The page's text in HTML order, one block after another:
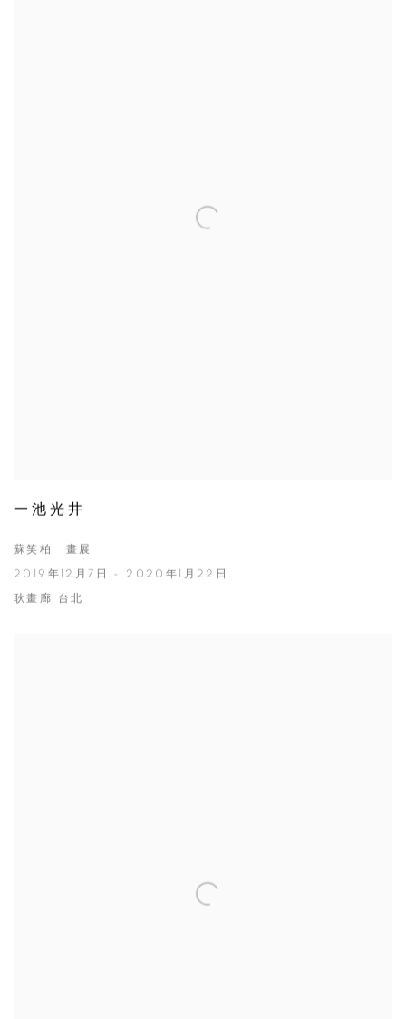
一池光井
蘇笑柏 畫展
2019年12月7日 - 2020年1月22日
耿畫廊 台北